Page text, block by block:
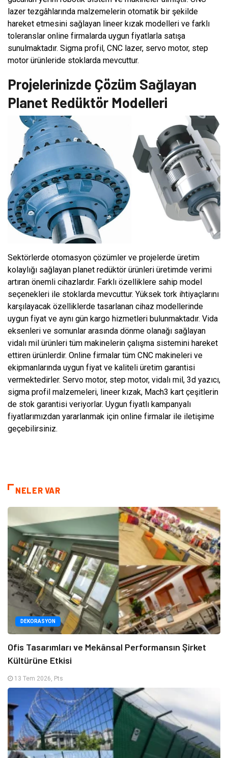
lazer tezgâhlarında malzemelerin otomatik bir şekilde
hareket etmesini sağlayan lineer kızak modelleri ve farklı
toleranslar online firmalarda uygun fiyatlarla satışa
sunulmaktadır. Sigma profil, CNC lazer, servo motor, step
motor ürünleride stoklarda mevcuttur.
Projelerinizde Çözüm Sağlayan
Planet Redüktör Modelleri
Sektörlerde otomasyon çözümler ve projelerde üretim
kolaylığı sağlayan planet redüktör ürünleri üretimde verimi
artıran önemli cihazlardır. Farklı özelliklere sahip model
seçenekleri ile stoklarda mevcuttur. Yüksek tork ihtiyaçlarını
karşılayacak özelliklerde tasarlanan cihaz modellerinde
uygun fiyat ve aynı gün kargo hizmetleri bulunmaktadır. Vida
eksenleri ve somunlar arasında dönme olanağı sağlayan
vidalı mil ürünleri tüm makinelerin çalışma sistemini hareket
ettiren ürünlerdir. Online firmalar tüm CNC makineleri ve
ekipmanlarında uygun fiyat ve kaliteli üretim garantisi
vermektedirler. Servo motor, step motor, vidalı mil, 3d yazıcı,
sigma profil malzemeleri, lineer kızak, Mach3 kart çeşitlerin
de stok garantisi veriyorlar. Uygun fiyatlı kampanyalı
fiyatlarımızdan yararlanmak için online firmalar ile iletişime
geçebilirsiniz.
NELER VAR
DEKORASYON
Ofis Tasarımları ve Mekânsal Performansın Şirket
Kültürüne Etkisi
13 Tem 2026, Pts